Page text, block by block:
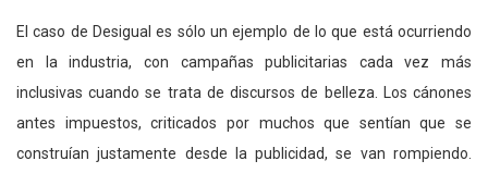
El caso de Desigual es sólo un ejemplo de lo que está ocurriendo
en la industria, con campañas publicitarias cada vez más
inclusivas cuando se trata de discursos de belleza. Los cánones
antes impuestos, criticados por muchos que sentían que se
construían justamente desde la publicidad, se van rompiendo.